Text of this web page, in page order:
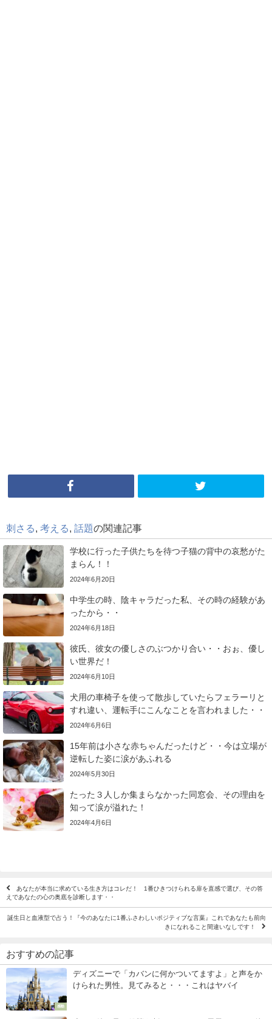
刺さる, 考える, 話題の関連記事
学校に行った子供たちを待つ子猫の背中の哀愁がた
まらん！！
2024年6月20日
中学生の時、陰キャラだった私、その時の経験があ
ったから・・
2024年6月18日
彼氏、彼女の優しさのぶつかり合い・・おぉ、優し
い世界だ！
2024年6月10日
犬用の車椅子を使って散歩していたらフェラーリと
すれ違い、運転手にこんなことを言われました・・
2024年6月6日
15年前は小さな赤ちゃんだったけど・・今は立場が
逆転した姿に涙があふれる
2024年5月30日
たった３人しか集まらなかった同窓会、その理由を
知って涙が溢れた！
2024年4月6日
あなたが本当に求めている生き方はコレだ！ 1番ひきつけられる扉を直感で選び、その答
えであなたの心の奥底を診断します・・
誕生日と血液型で占う！『今のあなたに1番ふさわしいポジティブな言葉』これであなたも前向
きになれること間違いなしです！
おすすめの記事
感動
ディズニーで「カバンに何かついてますよ」と声をか
けられた男性。見てみると・・・これはヤバイ